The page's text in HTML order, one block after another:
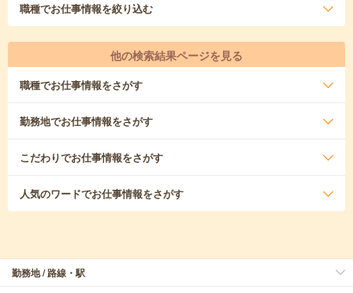
職種でお仕事情報を絞り込む
他の検索結果ページを見る
職種でお仕事情報をさがす
勤務地でお仕事情報をさがす
こだわりでお仕事情報をさがす
人気のワードでお仕事情報をさがす
勤務地 / 路線・駅